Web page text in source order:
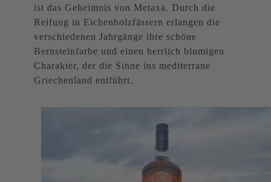
ist das Geheimnis von Metaxa. Durch die
Reifung in Eichenholzfässern erlangen die
verschiedenen Jahrgänge ihre schöne
Bernsteinfarbe und einen herrlich blumigen
Charakter, der die Sinne ins mediterrane
Griechenland entführt.